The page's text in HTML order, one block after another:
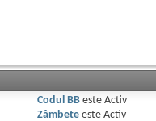
Codul BBeste Activ
Zâmbeteeste Activ